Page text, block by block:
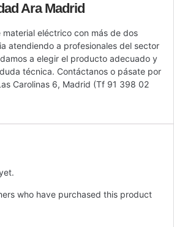
Ara Madrid
material eléctrico con más de dos
atendiendo a profesionales del sector
a elegir el producto adecuado y
técnica. Contáctanos o pásate por
Carolinas 6, Madrid (Tf 91 398 02
who have purchased this product